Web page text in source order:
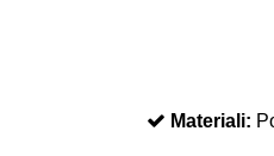
Materiali: